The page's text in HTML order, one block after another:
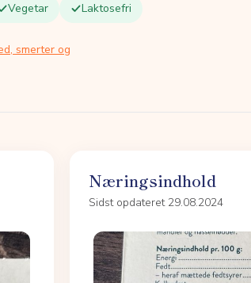
Vegetar Laktosefri
smerter og
Næringsindhold
Sidst opdateret 29.08.2024